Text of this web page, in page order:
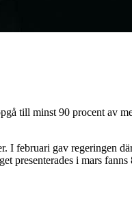
till minst 90 procent av
I februari gav regeringen
presenterades i mars